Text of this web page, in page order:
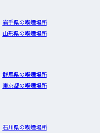
岩手県の喫煙場所
山形県の喫煙場所
群馬県の喫煙場所
東京都の喫煙場所
石川県の喫煙場所